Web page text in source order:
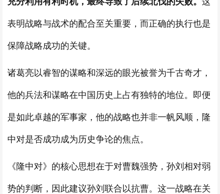
表明战略与战术的配合至关重要，而正确的执行也是
保障战略成功的关键。
诸葛亮以睿智的谋略和深远的眼光被誉为千古奇才，
他的兵法和谋略在中国历史上占有独特的地位。即便
是如此卓越的军事家，他的战略也并非一帆风顺，隆
中对是否成功成为历史争论的焦点。
《隆中对》的核心思想在于对曹魏强势，孙刘相对弱
势的判断，因此建议孙刘联合以抗曹。这一战略在关